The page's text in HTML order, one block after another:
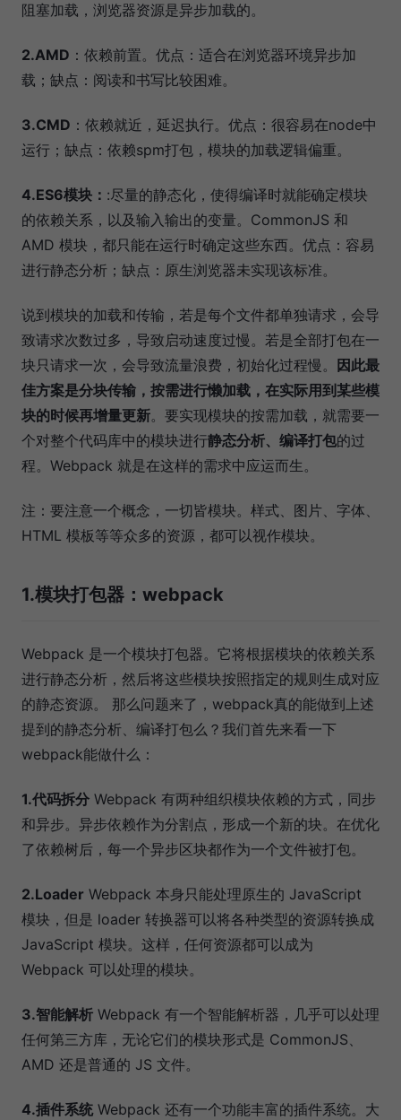
阻塞加载，浏览器资源是异步加载的。
2.AMD ：依赖前置。优点：适合在浏览器环境异步加
载；缺点：阅读和书写比较困难。
3.CMD ：依赖就近，延迟执行。优点：很容易在node中
运行；缺点：依赖spm打包，模块的加载逻辑偏重。
4.ES6模块： :尽量的静态化，使得编译时就能确定模块
的依赖关系，以及输入输出的变量。CommonJS 和
AMD 模块，都只能在运行时确定这些东西。优点：容易
进行静态分析；缺点：原生浏览器未实现该标准。
说到模块的加载和传输，若是每个文件都单独请求，会导
致请求次数过多，导致启动速度过慢。若是全部打包在一
块只请求一次，会导致流量浪费，初始化过程慢。
因此最
佳方案是分块传输，按需进行懒加载，在实际用到某些模
块的时候再增量更新。要实现模块的按需加载，就需要一
个对整个代码库中的模块进行静态分析、编译打包的过
程。Webpack 就是在这样的需求中应运而生。
注：要注意一个概念，一切皆模块。样式、图片、字体、
HTML 模板等等众多的资源，都可以视作模块。
1.模块打包器：webpack
Webpack 是一个模块打包器。它将根据模块的依赖关系
进行静态分析，然后将这些模块按照指定的规则生成对应
的静态资源。 那么问题来了，webpack真的能做到上述
提到的静态分析、编译打包么？我们首先来看一下
webpack能做什么：
1.代码拆分 Webpack 有两种组织模块依赖的方式，同步
和异步。异步依赖作为分割点，形成一个新的块。在优化
了依赖树后，每一个异步区块都作为一个文件被打包。
2.Loader Webpack 本身只能处理原生的 JavaScript
模块，但是 loader 转换器可以将各种类型的资源转换成
JavaScript 模块。这样，任何资源都可以成为
Webpack 可以处理的模块。
3.智能解析 Webpack 有一个智能解析器，几乎可以处理
任何第三方库，无论它们的模块形式是 CommonJS、
AMD 还是普通的 JS 文件。
4.插件系统Webpack 还有一个功能丰富的插件系统。大